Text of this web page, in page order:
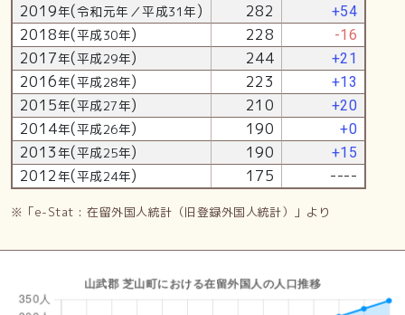
2019年(令和元年／平成31年) 282 +54
2018年(平成30年) 228 -16
2017年(平成29年) 244 +21
2016年(平成28年) 223 +13
2015年(平成27年) 210 +20
2014年(平成26年) 190 +0
2013年(平成25年) 190 +15
2012年(平成24年) 175 ----
※「e-Stat : 在留外国人統計（旧登録外国人統計）」より